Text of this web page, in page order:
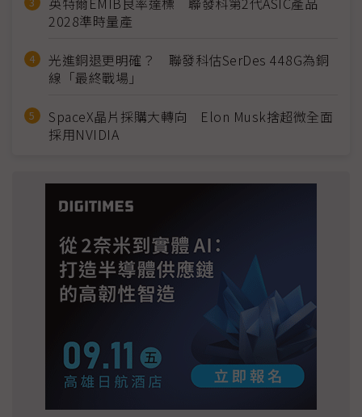
2028準時量產
光進銅退更明確？ 聯發科估SerDes 448G為銅
線「最終戰場」
SpaceX晶片採購大轉向 Elon Musk捨超微全面
採用NVIDIA